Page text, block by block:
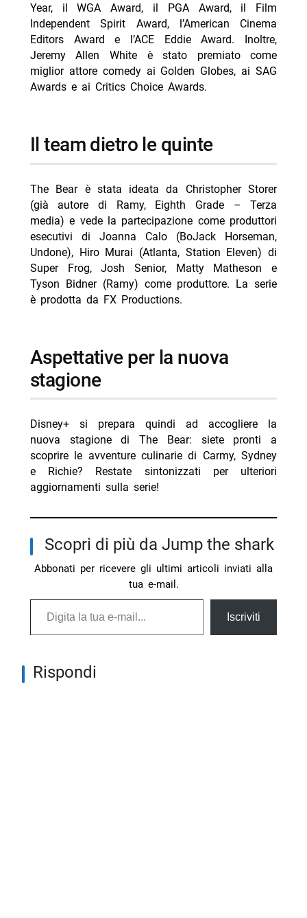
Year, il WGA Award, il PGA Award, il Film
Independent Spirit Award, l’American Cinema
Editors Award e l’ACE Eddie Award. Inoltre,
Jeremy Allen White è stato premiato come
miglior attore comedy ai Golden Globes, ai SAG
Awards e ai Critics Choice Awards.
Il team dietro le quinte
The Bear è stata ideata da Christopher Storer
(già autore di Ramy, Eighth Grade – Terza
media) e vede la partecipazione come produttori
esecutivi di Joanna Calo (BoJack Horseman,
Undone), Hiro Murai (Atlanta, Station Eleven) di
Super Frog, Josh Senior, Matty Matheson e
Tyson Bidner (Ramy) come produttore. La serie
è prodotta da FX Productions.
Aspettative per la nuova
stagione
Disney+ si prepara quindi ad accogliere la
nuova stagione di The Bear: siete pronti a
scoprire le avventure culinarie di Carmy, Sydney
e Richie? Restate sintonizzati per ulteriori
aggiornamenti sulla serie!
Scopri di più da Jump the shark
Abbonati per ricevere gli ultimi articoli inviati alla
tua e-mail.
Digita la tua e-mail...
Iscriviti
Rispondi